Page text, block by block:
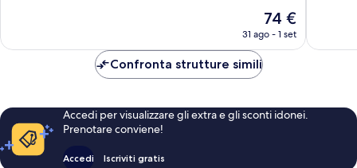
recensioni
Il
prezzo
74 €
31 ago - 1 set
Confronta strutture simili
Accedi per visualizzare gli extra e gli sconti idonei.
Prenotare conviene!
Accedi Iscriviti gratis